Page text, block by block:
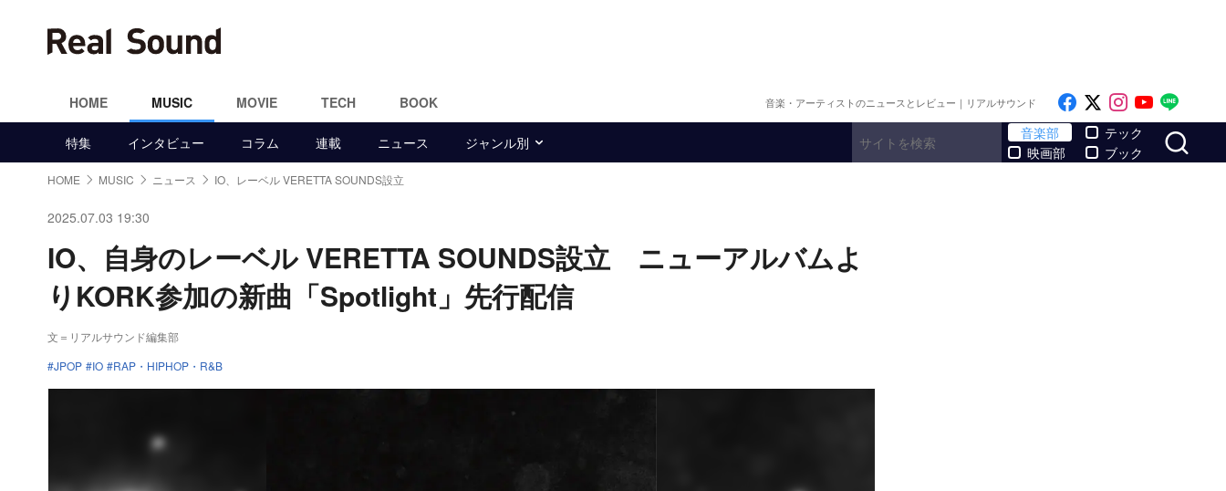
HOME MUSIC MOVIE TECH BOOK 音楽・アーティストのニュースとレビュー｜リアルサウンド Like on Facebook
Follow on x
Follow on
Follow
特集 インタビュー コラム 連載 ニュース ジャンル別
音楽部
映画部
テック
ブック
HOME MUSIC ニュース IO、レーベル VERETTA SOUNDS設立
2025.07.03 19:30
IO、自身のレーベル VERETTA SOUNDS設立 ニューアルバムよ
りKORK参加の新曲「Spotlight」先行配信
文＝リアルサウンド編集部
JPOP
IO RAP・HIPHOP・R&B